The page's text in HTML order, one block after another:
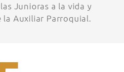
Junioras a la vida y
Auxiliar Parroquial.